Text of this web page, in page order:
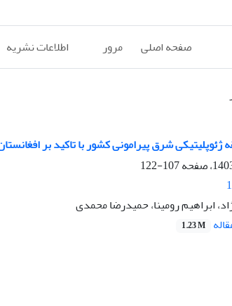
صفحه اصلی مرور اطلاعات نشریه
شرق پیرامونی کشور با تاکید بر
107-122
ابراهیم رومینا، حمیدرضا محمدی
1.23 M